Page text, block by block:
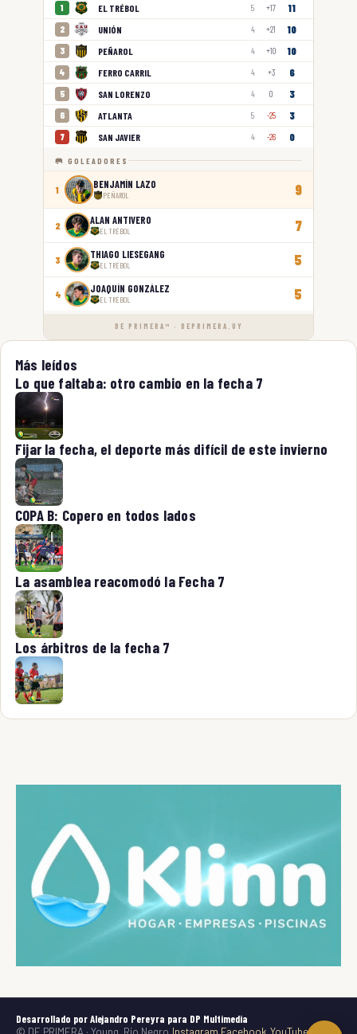
1 EL TRÉBOL 5 +17 11
2 UNIÓN 4 +21 10
3 PEÑAROL 4 +10 10
4 FERRO CARRIL 4 +3 6
5 SAN LORENZO 4 0 3
6 ATLANTA 5 -25 3
7 SAN JAVIER 4 -26 0
🥅 GOLEADORES
1 BENJAMÍN LAZO
PEÑAROL 9
2 ALAN ANTIVERO
EL TRÉBOL 7
3 THIAGO LIESEGANG
EL TRÉBOL 5
4 JOAQUÍN GONZÁLEZ
EL TRÉBOL 5
DE PRIMERA™ · DEPRIMERA.UY
Más leídos
Lo que faltaba: otro cambio en la fecha 7
Fijar la fecha, el deporte más difícil de este invierno
COPA B: Copero en todos lados
La asamblea reacomodó la Fecha 7
Los árbitros de la fecha 7
Desarrollado por Alejandro Pereyra para DP Multimedia